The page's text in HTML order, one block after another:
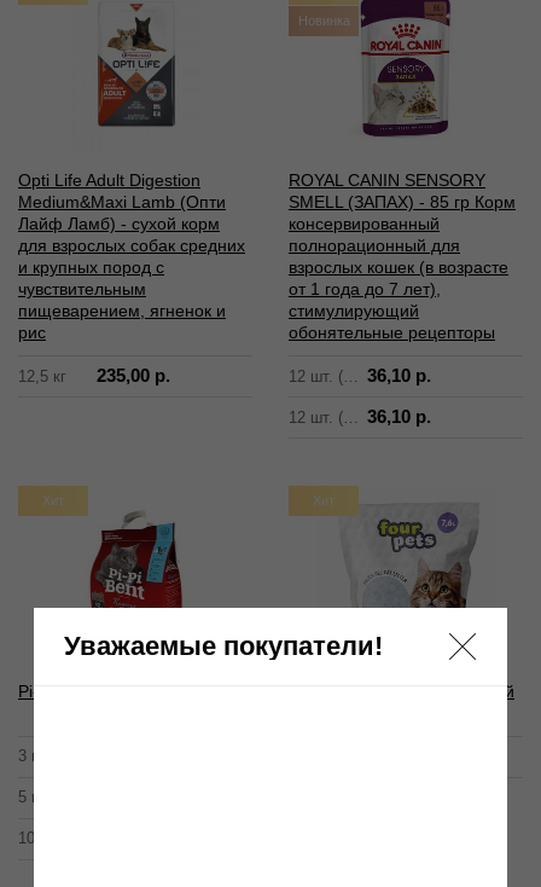
Уважаемые покупатели!
Opti Life Adult Digestion
Medium&Maxi Lamb (Опти
Лайф Ламб) - сухой корм
для взрослых собак средних
и крупных пород с
чувствительным
пищеварением, ягненок и
рис
12,5 кг 235,00 р.
Новинка
ROYAL CANIN SENSORY
SMELL (ЗАПАХ) - 85 гр Корм
консервированный
полнорационный для
взрослых кошек (в возрасте
от 1 года до 7 лет),
стимулирующий
обонятельные рецепторы
36,10 р.
36,10 р.
Хит
Pi-Pi-Bent Classic
3 кг (7 л)
5 кг (12 л)
Хит
FOUR PETS, силикогелевый